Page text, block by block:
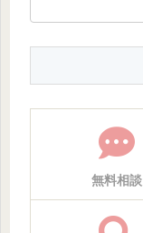
無料相談